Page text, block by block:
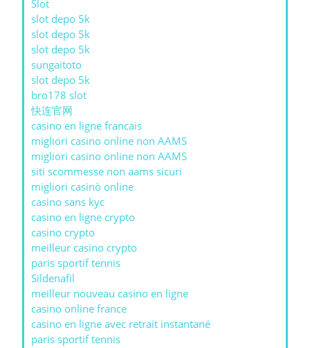
Slot
slot depo 5k
slot depo 5k
slot depo 5k
sungaitoto
slot depo 5k
bro178 slot
快连官网
casino en ligne francais
migliori casino online non AAMS
migliori casino online non AAMS
siti scommesse non aams sicuri
migliori casinò online
casino sans kyc
casino en ligne crypto
casino crypto
meilleur casino crypto
paris sportif tennis
Sildenafil
meilleur nouveau casino en ligne
casino online france
casino en ligne avec retrait instantané
paris sportif tennis